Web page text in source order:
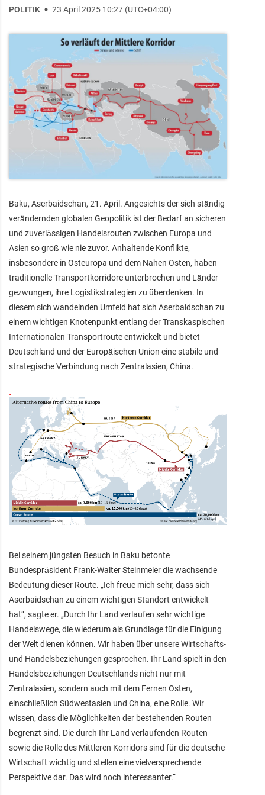
POLITIK 23 April 2025 10:27 (UTC+04:00)
Baku, Aserbaidschan, 21. April. Angesichts der sich ständig
verändernden globalen Geopolitik ist der Bedarf an sicheren
und zuverlässigen Handelsrouten zwischen Europa und
Asien so groß wie nie zuvor. Anhaltende Konflikte,
insbesondere in Osteuropa und dem Nahen Osten, haben
traditionelle Transportkorridore unterbrochen und Länder
gezwungen, ihre Logistikstrategien zu überdenken. In
diesem sich wandelnden Umfeld hat sich Aserbaidschan zu
einem wichtigen Knotenpunkt entlang der Transkaspischen
Internationalen Transportroute entwickelt und bietet
Deutschland und der Europäischen Union eine stabile und
strategische Verbindung nach Zentralasien, China.
Bei seinem jüngsten Besuch in Baku betonte
Bundespräsident Frank-Walter Steinmeier die wachsende
Bedeutung dieser Route. „Ich freue mich sehr, dass sich
Aserbaidschan zu einem wichtigen Standort entwickelt
hat“, sagte er. „Durch Ihr Land verlaufen sehr wichtige
Handelswege, die wiederum als Grundlage für die Einigung
der Welt dienen können. Wir haben über unsere Wirtschafts-
und Handelsbeziehungen gesprochen. Ihr Land spielt in den
Handelsbeziehungen Deutschlands nicht nur mit
Zentralasien, sondern auch mit dem Fernen Osten,
einschließlich Südwestasien und China, eine Rolle. Wir
wissen, dass die Möglichkeiten der bestehenden Routen
begrenzt sind. Die durch Ihr Land verlaufenden Routen
sowie die Rolle des Mittleren Korridors sind für die deutsche
Wirtschaft wichtig und stellen eine vielversprechende
Perspektive dar. Das wird noch interessanter.“